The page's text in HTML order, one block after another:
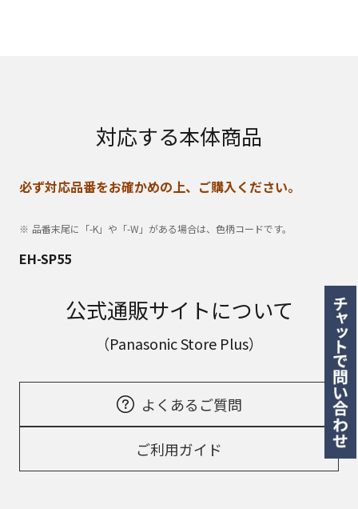
対応する本体商品
必ず対応品番をお確かめの上、ご購入ください。
品番末尾に「-K」や「-W」がある場合は、色柄コードです。
EH-SP55
公式通販サイトについて
（Panasonic Store Plus）
よくあるご質問
ご利用ガイド